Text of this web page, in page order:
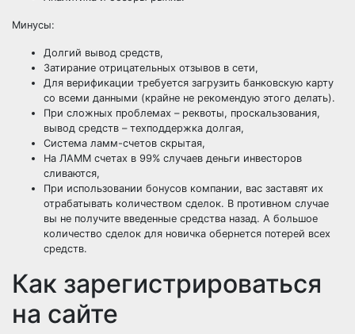
Минусы:
Долгий вывод средств,
Затирание отрицательных отзывов в сети,
Для верификации требуется загрузить банковскую карту
со всеми данными (крайне не рекомендую этого делать).
При сложных проблемах – реквоты, проскальзования,
вывод средств – техподдержка долгая,
Система ламм-счетов скрытая,
На ЛАММ счетах в 99% случаев деньги инвесторов
сливаются,
При использовании бонусов компании, вас заставят их
отрабатывать количеством сделок. В противном случае
вы не получите введенные средства назад. А большое
количество сделок для новичка обернется потерей всех
средств.
Как зарегистрироваться
на сайте